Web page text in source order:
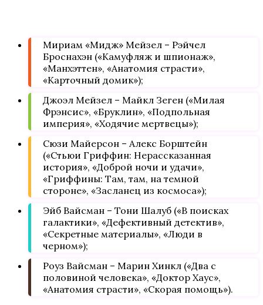
Мириам «Мидж» Мейзел – Рэйчел
Броснахэн («Камуфляж и шпионаж»,
«Манхэттен», «Анатомия страсти»,
«Карточный домик»);
Джоэл Мейзел – Майкл Зеген («Милая
Фрэнсис», «Бруклин», «Подпольная
империя», «Ходячие мертвецы»);
Сюзи Майерсон – Алекс Борштейн
(«Стьюи Гриффин: Нерассказанная
история», «Доброй ночи и удачи»,
«Гриффины: Там, там, на темной
стороне», «Засланец из космоса»);
Эйб Вайсман – Тони Шалуб («В поисках
галактики», «Дефективный детектив»,
«Секретные материалы», «Люди в
черном»);
Роуз Вайсман – Марин Хинкл («Два с
половиной человека», «Доктор Хаус»,
«Анатомия страсти», «Скорая помощь»).